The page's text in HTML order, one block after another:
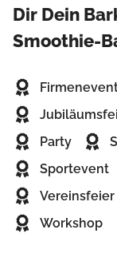
Dir Dein
Smoothie-
Party
Sportevent
Vereinsfeier
Workshop